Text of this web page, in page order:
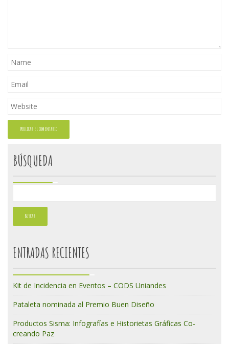
BÚSQUEDA
ENTRADAS RECIENTES
Kit de Incidencia en Eventos – CODS Uniandes
Pataleta nominada al Premio Buen Diseño
Productos Sisma: Infografías e Historietas Gráficas Co-
creando Paz